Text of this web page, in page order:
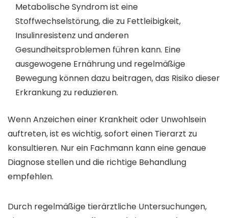
Metabolische Syndrom ist eine
Stoffwechselstörung, die zu Fettleibigkeit,
Insulinresistenz und anderen
Gesundheitsproblemen führen kann. Eine
ausgewogene Ernährung und regelmäßige
Bewegung können dazu beitragen, das Risiko dieser
Erkrankung zu reduzieren.
Wenn Anzeichen einer Krankheit oder Unwohlsein
auftreten, ist es wichtig, sofort einen Tierarzt zu
konsultieren. Nur ein Fachmann kann eine genaue
Diagnose stellen und die richtige Behandlung
empfehlen.
Durch regelmäßige tierärztliche Untersuchungen,